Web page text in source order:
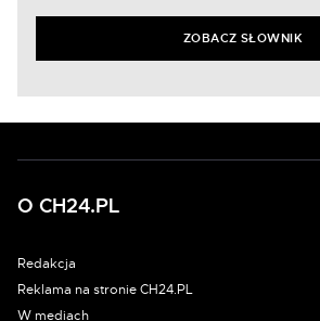
ZOBACZ SŁOWNIK
O CH24.PL
Redakcja
Reklama na stronie CH24.PL
W mediach